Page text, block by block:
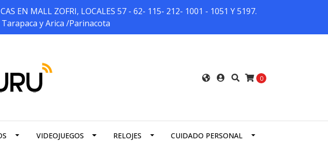
EN MALL ZOFRI, LOCALES 57 - 62- 115- 212- 1001 - 1051 Y 5197.
y Arica /Parinacota
0
VIDEOJUEGOS RELOJES CUIDADO PERSONAL